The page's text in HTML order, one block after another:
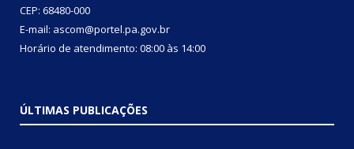
CEP: 68480-000
E-mail: ascom@portel.pa.gov.br
Horário de atendimento: 08:00 às 14:00
ÚLTIMAS PUBLICAÇÕES